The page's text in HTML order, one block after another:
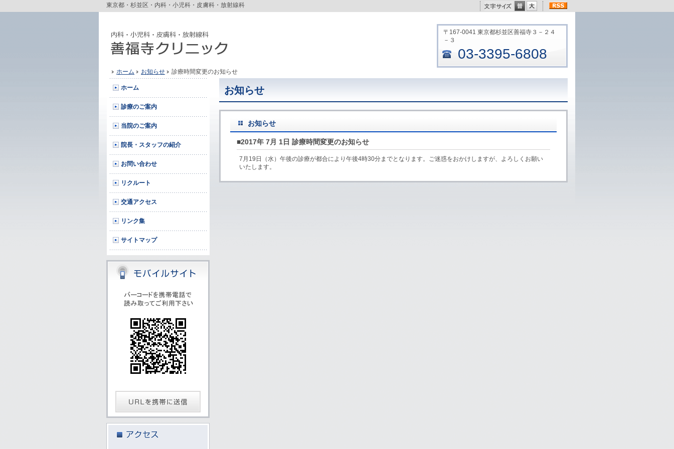
東京都・杉並区・内科・小児科・皮膚科・放射線科
〒167-0041 東京都杉並区善福寺３－２４
－３
03-3395-6808
ホーム お知らせ 診療時間変更のお知らせ
お知らせ
お知らせ
■2017年 7月 1日 診療時間変更のお知らせ
7月19日（水）午後の診療が都合により午後4時30分までとなります。ご迷惑をおかけしますが、よろしくお願い
いたします。
ホーム
診療のご案内
当院のご案内
院長・スタッフの紹介
お問い合わせ
リクルート
交通アクセス
リンク集
サイトマップ